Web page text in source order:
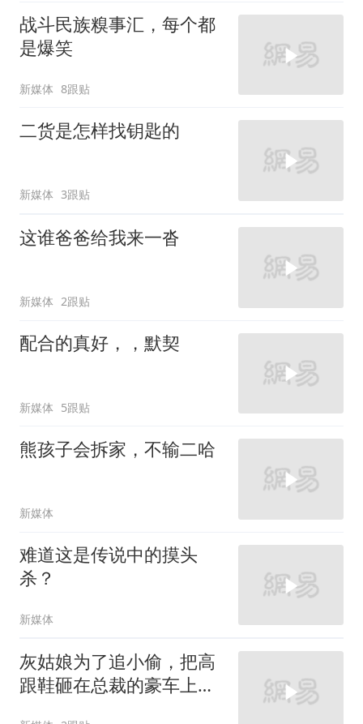
战斗民族糗事汇，每个都
是爆笑
新媒体 8跟贴
二货是怎样找钥匙的
新媒体 3跟贴
这谁爸爸给我来一沓
新媒体 2跟贴
配合的真好，，默契
新媒体 5跟贴
熊孩子会拆家，不输二哈
新媒体
难道这是传说中的摸头
杀？
新媒体
灰姑娘为了追小偷，把高
跟鞋砸在总裁的豪车上，